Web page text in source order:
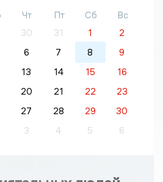
Чт Пт Сб
Вс
30 31 1
2
6 7 8
9
13 14 15
16
20 21 22
23
27 28 29
30
3 4 5 6